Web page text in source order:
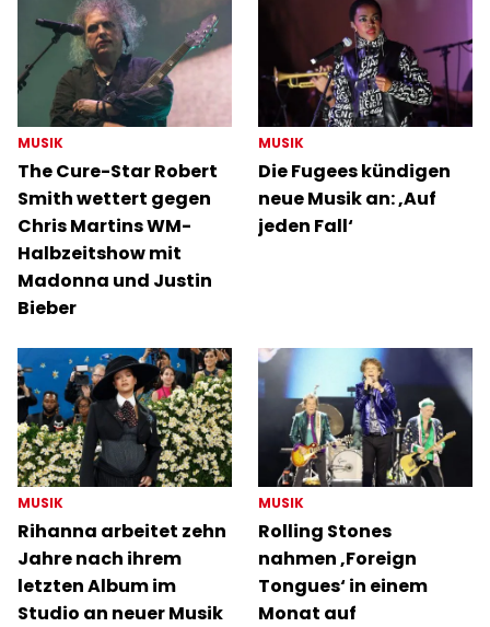
MUSIK
The Cure-Star Robert
Smith wettert gegen
Chris Martins WM-
Halbzeitshow mit
Madonna und Justin
Bieber
MUSIK
Die Fugees kündigen
neue Musik an: ‚Auf
jeden Fall‘
MUSIK
Rihanna arbeitet zehn
Jahre nach ihrem
letzten Album im
Studio an neuer Musik
MUSIK
Rolling Stones
nahmen ‚Foreign
Tongues‘ in einem
Monat auf